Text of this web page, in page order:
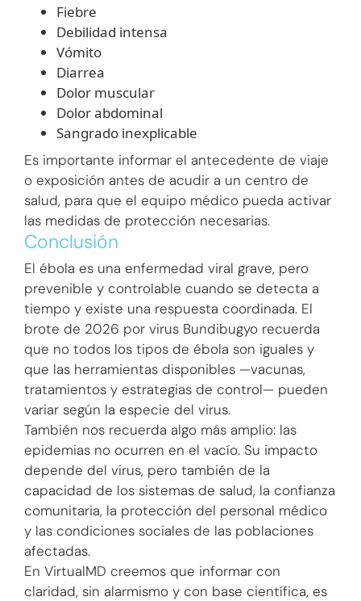
Fiebre
Debilidad intensa
Vómito
Diarrea
Dolor muscular
Dolor abdominal
Sangrado inexplicable
Es importante informar el antecedente de viaje
o exposición antes de acudir a un centro de
salud, para que el equipo médico pueda activar
las medidas de protección necesarias.
Conclusión
El ébola es una enfermedad viral grave, pero
prevenible y controlable cuando se detecta a
tiempo y existe una respuesta coordinada. El
brote de 2026 por virus Bundibugyo recuerda
que no todos los tipos de ébola son iguales y
que las herramientas disponibles —vacunas,
tratamientos y estrategias de control— pueden
variar según la especie del virus.
También nos recuerda algo más amplio: las
epidemias no ocurren en el vacío. Su impacto
depende del virus, pero también de la
capacidad de los sistemas de salud, la confianza
comunitaria, la protección del personal médico
y las condiciones sociales de las poblaciones
afectadas.
En VirtualMD creemos que informar con
claridad, sin alarmismo y con base científica, es